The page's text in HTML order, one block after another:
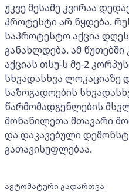
უკვე მესამე კვირაა
პროტესტი არ წყდება.
საპროტესტო აქცია დღეს
განახლდება. ამ
აქციას თსუ-ს მე-2
სხვადასხვა ლოკაციაზე
საზოგადოების
წარმომადგენლების
მონაწილეთა მთავარი
და დაკავებული
გათავისუფლებაა.
ავტომატური გადართვა